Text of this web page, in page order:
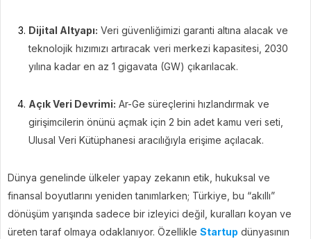
Dijital Altyapı: Veri güvenliğimizi garanti altına alacak ve
teknolojik hızımızı artıracak veri merkezi kapasitesi, 2030
yılına kadar en az 1 gigavata (GW) çıkarılacak.
Açık Veri Devrimi: Ar-Ge süreçlerini hızlandırmak ve
girişimcilerin önünü açmak için 2 bin adet kamu veri seti,
Ulusal Veri Kütüphanesi aracılığıyla erişime açılacak.
Dünya genelinde ülkeler yapay zekanın etik, hukuksal ve
finansal boyutlarını yeniden tanımlarken; Türkiye, bu “akıllı”
dönüşüm yarışında sadece bir izleyici değil, kuralları koyan ve
üreten taraf olmaya odaklanıyor. Özellikle Startup dünyasının